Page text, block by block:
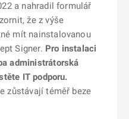
a nahradil formulář
že z výše
mít nainstalovanou
Signer. Pro instalaci
administrátorská
IT podporu.
zůstávají téměř beze